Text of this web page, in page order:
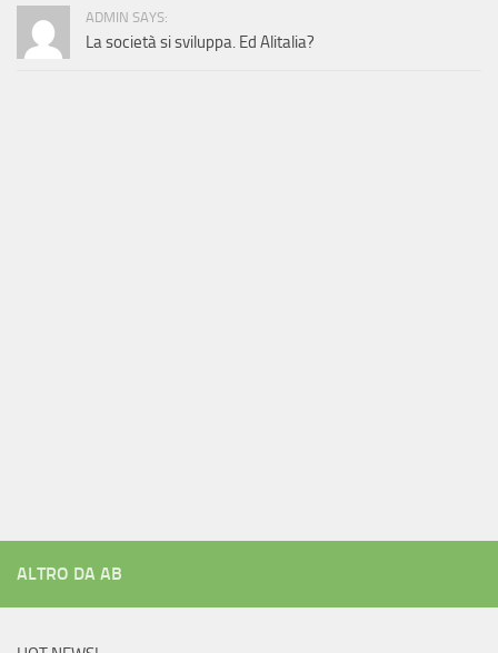
ADMIN SAYS:
La società si sviluppa. Ed Alitalia?
ALTRO DA AB